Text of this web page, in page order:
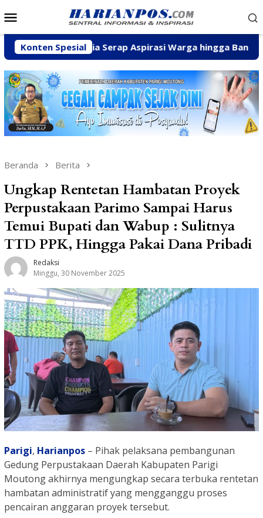
ke
Mobile
Konten Spesial
Fhatia Serap Aspirasi Warga hingga Bantu Fasilitas
Beranda Berita
Ungkap Rentetan Hambatan Proyek
Perpustakaan Parimo Sampai Harus
Temui Bupati dan Wabup : Sulitnya
TTD PPK, Hingga Pakai Dana Pribadi
Redaksi
Minggu, 30 November 2025
Parigi, Harianpos – Pihak pelaksana pembangunan
Gedung Perpustakaan Daerah Kabupaten Parigi
Moutong akhirnya mengungkap secara terbuka rentetan
hambatan administratif yang mengganggu proses
pencairan anggaran proyek tersebut.